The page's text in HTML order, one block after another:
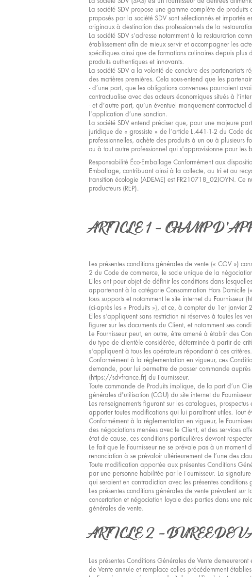
La société SDV propose une gamme complète de
proposés par la société SDV sont sélectionnés et
originaux à destination des professionnels de la
La société SDV s’adresse notamment à la restauration
établissement afin de mieux servir et accompagner les
spécifiques ainsi que de formations culinaires depuis
produits authentiques et innovants.
La société SDV a la volonté de conclure des
des matières premières. Cela sous-entend que les
- d’une part, que les obligations convenues pourraient
contractualise avec des acteurs économiques situés à
- et d’autre part, qu’un éventuel manquement
l’application d’une sanction.
La société SDV entend préciser que, pour une majeure
juridique de « grossiste » de l’article L.441-1-2 du Code
professionnelles, achète des produits à un ou à plusieurs
ou à tout autre professionnel qui s'approvisionne pour les
Responsabilité Éco-Emballage Conformément aux
Emballage, contribuant ainsi à la collecte, au tri et au
transition écologie (ADEME) est FR210718_02JOYN. Ce
producteurs (REP).
ARTICLE 1 - CHAMP
Les présentes conditions générales de vente (« CGV »)
2 du Code de commerce, le socle unique de la
Elles ont pour objet de définir les conditions dans
appartenant à la catégorie Consommation Hors Domicile
tous supports et notamment le site internet du
(ci-après les « Produits »), et ce, à compter du 1er janvier
Elles s'appliquent sans restriction ni réserves à toutes les
figurer sur les documents du Client, et notamment ses
Le Fournisseur peut, en outre, être amené à établir des
du type de clientèle considérée, déterminée à partir de
s'appliquent à tous les opérateurs répondant à ces critères.
Conformément à la réglementation en vigueur, ces
demande, pour lui permettre de passer commande auprès
(https://sdvfrance.fr) du Fournisseur.
Toute commande de Produits implique, de la part d’un
générales d'utilisation (CGU) du site internet du
Les renseignements figurant sur les catalogues,
apporter toutes modifications qui lui paraîtront utiles. Tout
Conformément à la réglementation en vigueur, le
des négociations menées avec le Client, et des services
état de cause, ces conditions particulières devront
Le fait que le Fournisseur ne se prévale pas à un
renonciation à se prévaloir ultérieurement de l’une des
Toute modification apportée aux présentes Conditions
par une personne habilitée par le Fournisseur. La
qui seraient en contradiction avec les présentes conditions
Les présentes conditions générales de vente prévalent
concertation et négociation loyale des parties dans une
générales de vente.
ARTICLE 2 – DUREE DE
Les présentes Conditions Générales de Vente
de Vente annule et remplace celles précédemment établies.